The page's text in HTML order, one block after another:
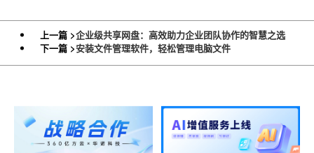
上一篇 >企业级共享网盘：高效助力企业团队协作的智慧之选
下一篇 >安装文件管理软件，轻松管理电脑文件